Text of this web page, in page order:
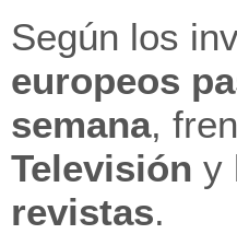
Según los
europeos
semana,
Televisión y
revistas.